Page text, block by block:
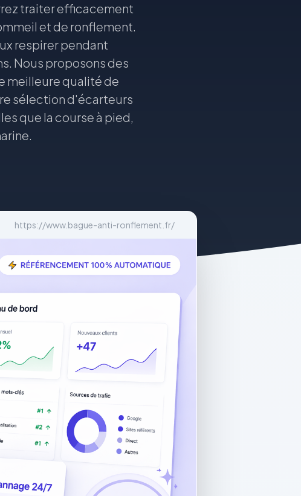
traiter efficacement
et de ronflement.
respirer pendant
Nous proposons des
meilleure qualité de
sélection d'écarteurs
que la course à pied,
https://www.bague-anti-ronflement.fr/